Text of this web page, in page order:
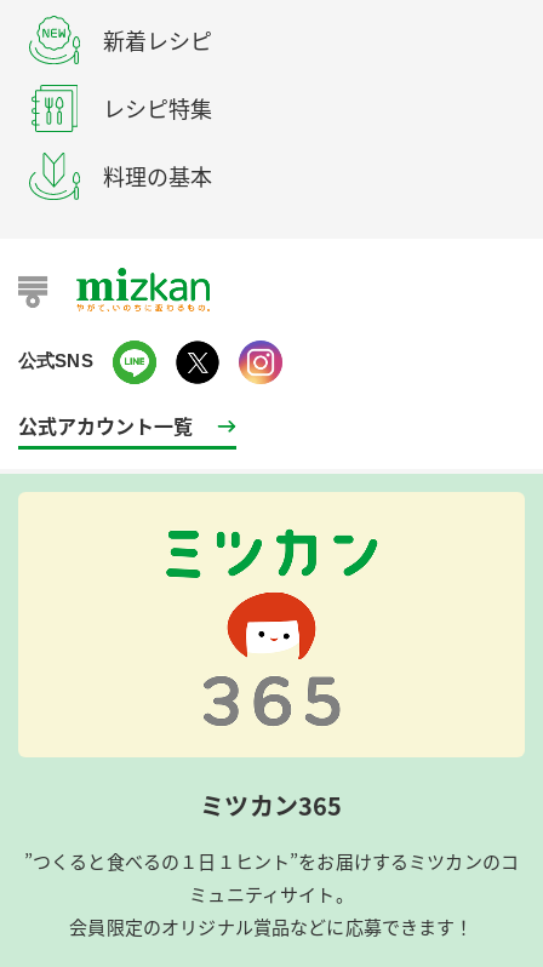
新着レシピ
レシピ特集
料理の基本
公式SNS
公式アカウント一覧
ミツカン365
”つくると食べるの１日１ヒント”をお届けするミツカンのコ
ミュニティサイト。
会員限定のオリジナル賞品などに応募できます！